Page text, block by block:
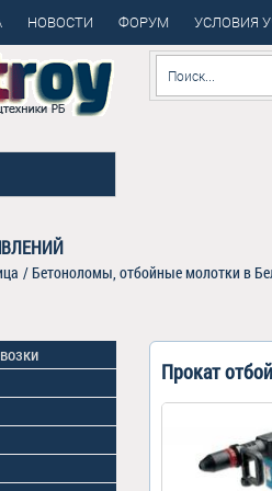
НОВОСТИ ФОРУМ УСЛОВИЯ
/ Бетоноломы, отбойные молотки в
Прокат